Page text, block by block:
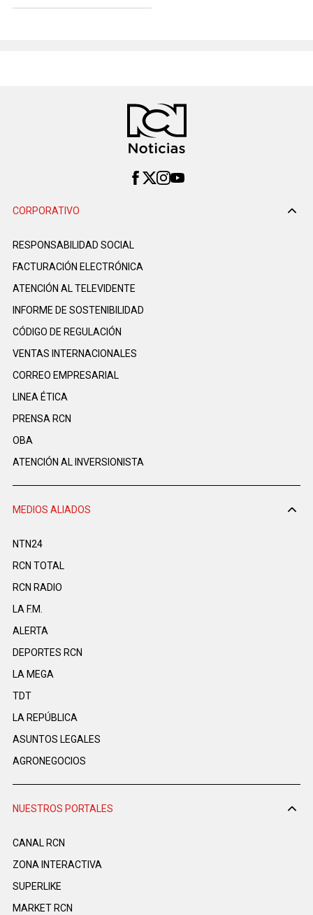
CORPORATIVO
RESPONSABILIDAD SOCIAL
FACTURACIÓN ELECTRÓNICA
ATENCIÓN AL TELEVIDENTE
INFORME DE SOSTENIBILIDAD
CÓDIGO DE REGULACIÓN
VENTAS INTERNACIONALES
CORREO EMPRESARIAL
LINEA ÉTICA
PRENSA RCN
OBA
ATENCIÓN AL INVERSIONISTA
MEDIOS ALIADOS
NTN24
RCN TOTAL
RCN RADIO
LA F.M.
ALERTA
DEPORTES RCN
LA MEGA
TDT
LA REPÚBLICA
ASUNTOS LEGALES
AGRONEGOCIOS
NUESTROS PORTALES
CANAL RCN
ZONA INTERACTIVA
SUPERLIKE
MARKET RCN